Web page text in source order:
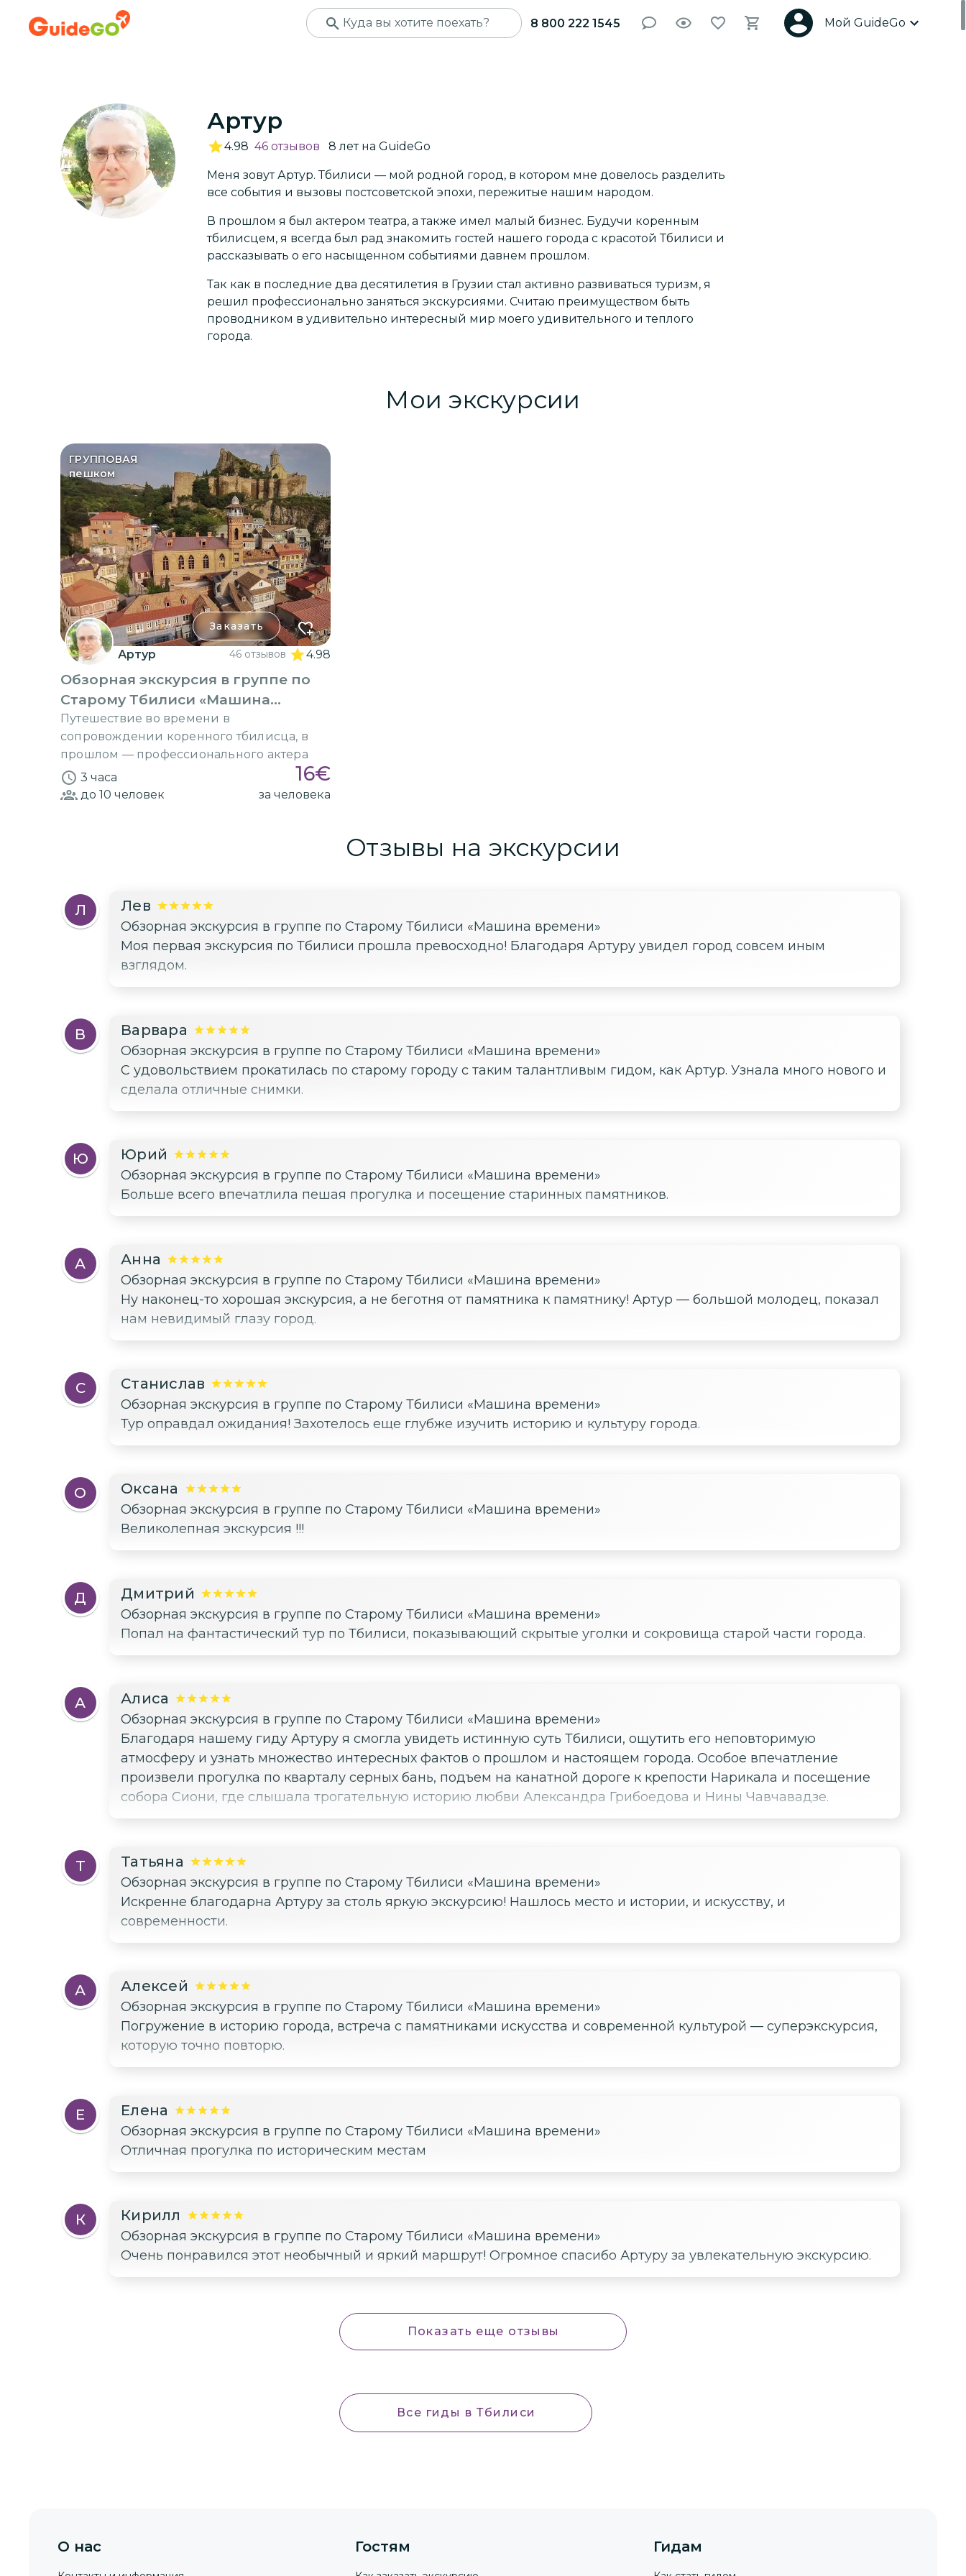
8 800 222 1545 Мой GuideGo
Артур
4.98 46 отзывов 8 летна GuideGo
Меня зовут Артур. Тбилиси — мой родной город, в котором мне довелось разделить
все события и вызовы постсоветской эпохи, пережитые нашим народом.
В прошлом я был актером театра, а также имел малый бизнес. Будучи коренным
тбилисцем, я всегда был рад знакомить гостей нашего города с красотой Тбилиси и
рассказывать о его насыщенном событиями давнем прошлом.
Так как в последние два десятилетия в Грузии стал активно развиваться туризм, я
решил профессионально заняться экскурсиями. Считаю преимуществом быть
проводником в удивительно интересный мир моего удивительного и теплого
города.
Мои экскурсии
ГРУППОВАЯ
пешком
Заказать
Артур 46 отзывов 4.98
Обзорная экскурсия в группе по
Старому Тбилиси «Машина
времени»
Путешествие во времени в
сопровождении коренного тбилисца, в
прошлом — профессионального актера
3 часа
16€
до 10 человек за человека
Отзывы на экскурсии
Л Лев
Обзорная экскурсия в группе по Старому Тбилиси «Машина времени»
Моя первая экскурсия по Тбилиси прошла превосходно! Благодаря Артуру увидел город совсем иным
взглядом.
В Варвара
Обзорная экскурсия в группе по Старому Тбилиси «Машина времени»
С удовольствием прокатилась по старому городу с таким талантливым гидом, как Артур. Узнала много нового и
сделала отличные снимки.
Ю Юрий
Обзорная экскурсия в группе по Старому Тбилиси «Машина времени»
Больше всего впечатлила пешая прогулка и посещение старинных памятников.
А Анна
Обзорная экскурсия в группе по Старому Тбилиси «Машина времени»
Ну наконец-то хорошая экскурсия, а не беготня от памятника к памятнику! Артур — большой молодец, показал
нам невидимый глазу город.
С Станислав
Обзорная экскурсия в группе по Старому Тбилиси «Машина времени»
Тур оправдал ожидания! Захотелось еще глубже изучить историю и культуру города.
О Оксана
Обзорная экскурсия в группе по Старому Тбилиси «Машина времени»
Великолепная экскурсия !!!
Д Дмитрий
Обзорная экскурсия в группе по Старому Тбилиси «Машина времени»
Попал на фантастический тур по Тбилиси, показывающий скрытые уголки и сокровища старой части города.
А Алиса
Обзорная экскурсия в группе по Старому Тбилиси «Машина времени»
Благодаря нашему гиду Артуру я смогла увидеть истинную суть Тбилиси, ощутить его неповторимую
атмосферу и узнать множество интересных фактов о прошлом и настоящем города. Особое впечатление
произвели прогулка по кварталу серных бань, подъем на канатной дороге к крепости Нарикала и посещение
собора Сиони, где слышала трогательную историю любви Александра Грибоедова и Нины Чавчавадзе.
Т Татьяна
Обзорная экскурсия в группе по Старому Тбилиси «Машина времени»
Искренне благодарна Артуру за столь яркую экскурсию! Нашлось место и истории, и искусству, и
современности.
А Алексей
Обзорная экскурсия в группе по Старому Тбилиси «Машина времени»
Погружение в историю города, встреча с памятниками искусства и современной культурой — суперэкскурсия,
которую точно повторю.
Е Елена
Обзорная экскурсия в группе по Старому Тбилиси «Машина времени»
Отличная прогулка по историческим местам
К Кирилл
Обзорная экскурсия в группе по Старому Тбилиси «Машина времени»
Очень понравился этот необычный и яркий маршрут! Огромное спасибо Артуру за увлекательную экскурсию.
Показать еще отзывы
Все гиды в Тбилиси
О нас Гостям Гидам